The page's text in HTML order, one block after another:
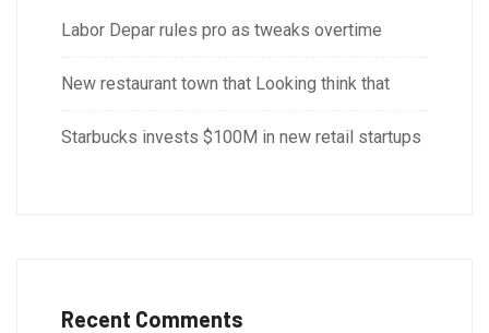
Labor Depar rules pro as tweaks overtime
New restaurant town that Looking think that
Starbucks invests $100M in new retail startups
Recent Comments